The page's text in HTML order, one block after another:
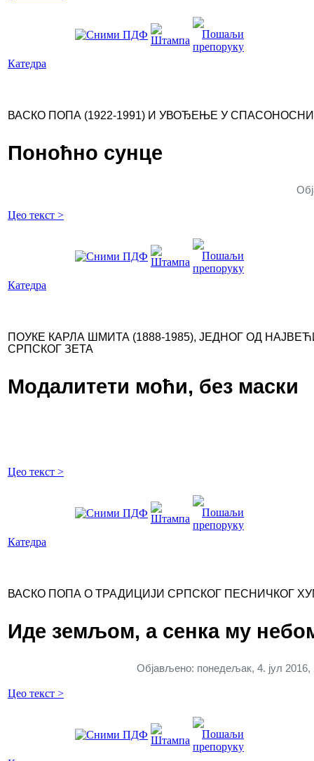
Катедра
ВАСКО ПОПА (1922-1991) И УВОЂЕЊЕ У
Поноћно сунце
Цео текст >
Катедра
ПОУКЕ КАРЛА ШМИТА (1888-1985), ЈЕДНОГ ОД
СРПСКОГ ЗЕТА
Модалитети моћи, без маски
Цео текст >
Катедра
ВАСКО ПОПА О ТРАДИЦИЈИ СРПСКОГ ПЕСНИЧКОГ
Иде земљом, а сенка му
Објављено: понедељак, 4. јул 2016,
Цео текст >